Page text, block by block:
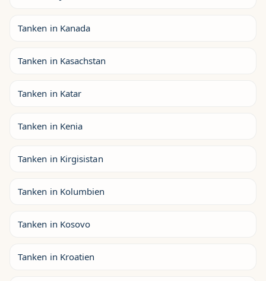
Tanken in Kanada
Tanken in Kasachstan
Tanken in Katar
Tanken in Kenia
Tanken in Kirgisistan
Tanken in Kolumbien
Tanken in Kosovo
Tanken in Kroatien